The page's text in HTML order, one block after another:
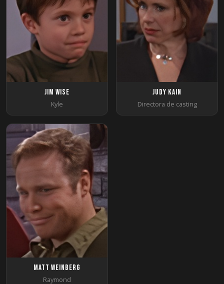
Jim Wise
Kyle
Judy Kain
Directora de casting
Matt Weinberg
Raymond